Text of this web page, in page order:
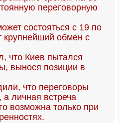
переговорную
состояться с 19 по
крупнейший обмен с
что Киев пытался
вынося позиции в
что переговоры
личная встреча
возможна только при